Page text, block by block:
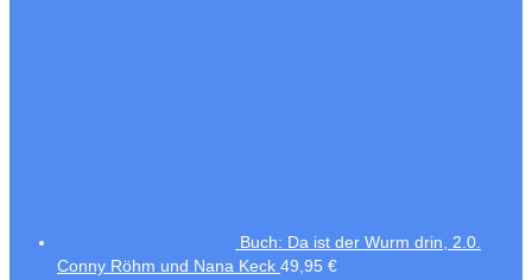
Buch: Da ist der Wurm drin, 2.0.
Conny Röhm und Nana Keck 49,95 €